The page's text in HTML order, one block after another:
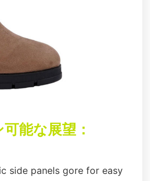
能な展望：
side panels gore for easy